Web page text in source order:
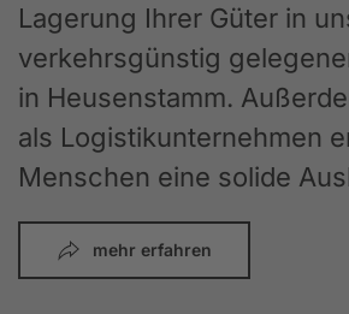
Lagerung Ihrer Güter in
verkehrsgünstig
in Heusenstamm.
als Logistikunternehmen
Menschen eine solide
mehr erfahren